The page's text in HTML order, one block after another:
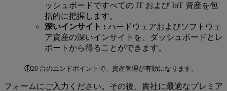
ッシュボードですべての IT および IoT 資産を包
括的に把握します。
深いインサイト : ハードウェアおよびソフトウェ
ア資産の深いインサイトを、ダッシュボードとレ
ポートから得ることができます。
ⓘ20 台のエンドポイントで、資産管理が有効になります。
フォームにご入力ください。その後、貴社に最適なプレミア